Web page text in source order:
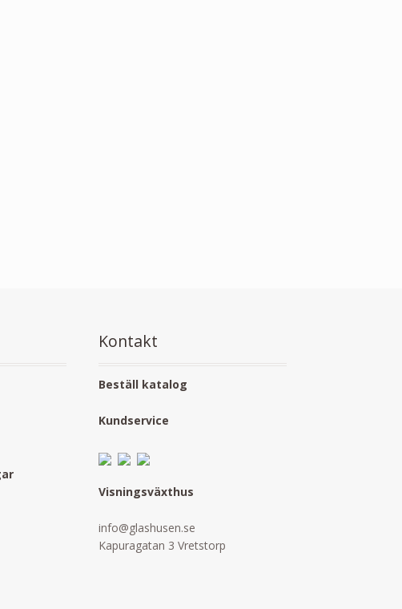
Kontakt
Beställ katalog
Kundservice
Visningsväxthus
info@glashusen.se
Kapuragatan 3 Vretstorp